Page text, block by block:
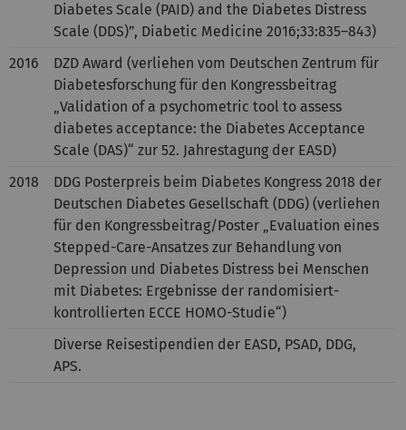
Diabetes Scale (PAID) and the Diabetes Distress
Scale (DDS)”, Diabetic Medicine 2016;33:835–843)
2016
DZD Award (verliehen vom Deutschen Zentrum für
Diabetesforschung für den Kongressbeitrag
„Validation of a psychometric tool to assess
diabetes acceptance: the Diabetes Acceptance
Scale (DAS)“ zur 52. Jahrestagung der EASD)
2018
DDG Posterpreis beim Diabetes Kongress 2018 der
Deutschen Diabetes Gesellschaft (DDG) (verliehen
für den Kongressbeitrag/Poster „Evaluation eines
Stepped-Care-Ansatzes zur Behandlung von
Depression und Diabetes Distress bei Menschen
mit Diabetes: Ergebnisse der randomisiert-
kontrollierten ECCE HOMO-Studie“)
Diverse Reisestipendien der EASD, PSAD, DDG,
APS.